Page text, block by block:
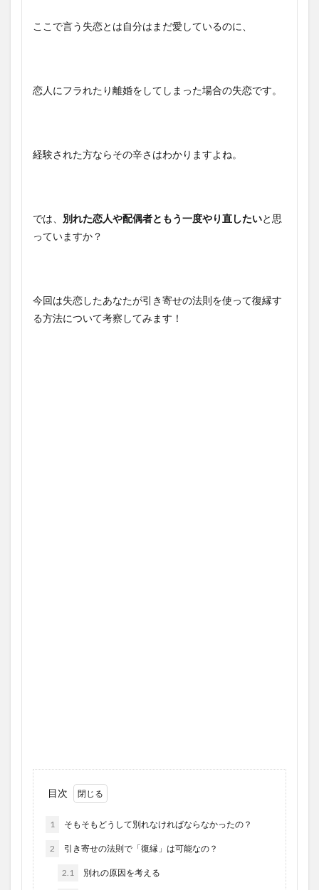
ここで言う失恋とは自分はまだ愛しているのに、
恋人にフラれたり離婚をしてしまった場合の失恋です。
経験された方ならその辛さはわかりますよね。
では、 別れた恋人や配偶者ともう一度やり直したいと思
っていますか？
今回は失恋したあなたが引き寄せの法則を使って復縁す
る方法について考察してみます！
目次
1 そもそもどうして別れなければならなかったの？
2 引き寄せの法則で「復縁」は可能なの？
2.1 別れの原因を考える